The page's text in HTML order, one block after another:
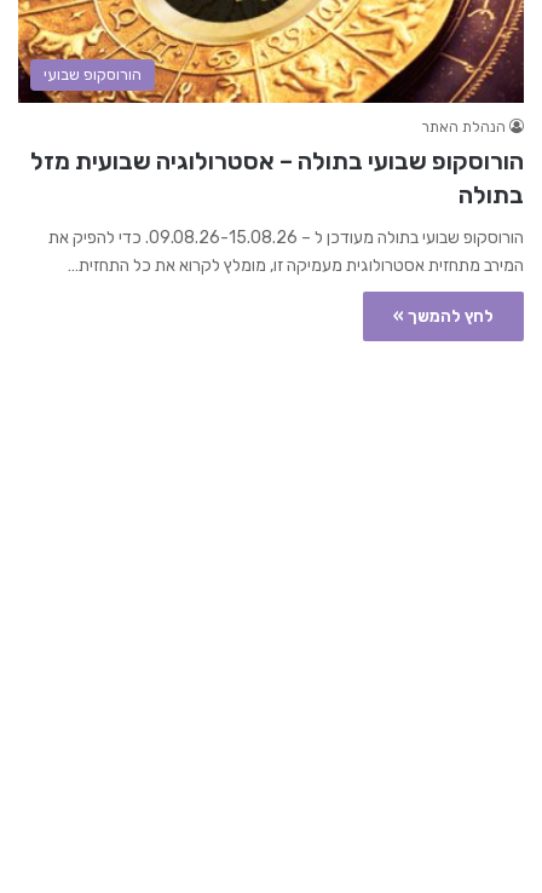
הורוסקופ שבועי
הנהלת האתר
הורוסקופ שבועי בתולה – אסטרולוגיה שבועית מזל
בתולה
הורוסקופ שבועי בתולה מעודכן ל – 09.08.26-15.08.26. כדי להפיק את
המירב מתחזית אסטרולוגית מעמיקה זו, מומלץ לקרוא את כל התחזית…
לחץ להמשך »